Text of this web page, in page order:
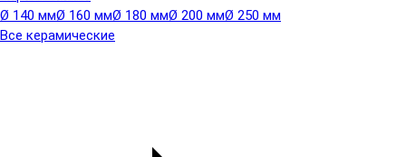
Ø 140 ммØ 160 ммØ 180 ммØ 200 ммØ 250 мм
Все керамические